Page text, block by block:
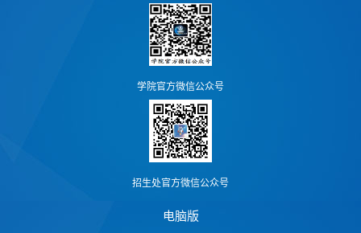
学院官方微信公众号
招生处官方微信公众号
电脑版